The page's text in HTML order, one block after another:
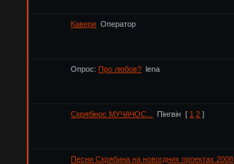
Кавери Оператор
Опрос: Про любов? lena
Скрябінос МУЧАЧОС... Пінгвін [ 1 2 ]
Песни Скрябина на новогдних проектах 2008